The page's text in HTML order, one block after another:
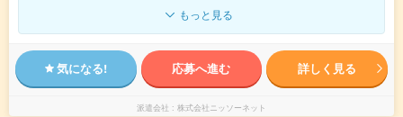
もっと見る
気になる! 応募へ進む 詳しく見る
派遣会社 株式会社ニッソーネット